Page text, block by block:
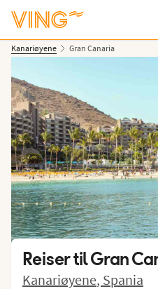
Kanariøyene Gran Canaria
Se bilder og film
Reiser tilGran
Kanariøyene, Spania